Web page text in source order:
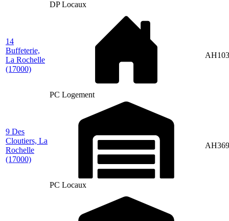
DP Locaux
14
Buffeterie,
La Rochelle
(17000)
PC Logement
AH103
9 Des
Cloutiers, La
Rochelle
(17000)
PC Locaux
AH369